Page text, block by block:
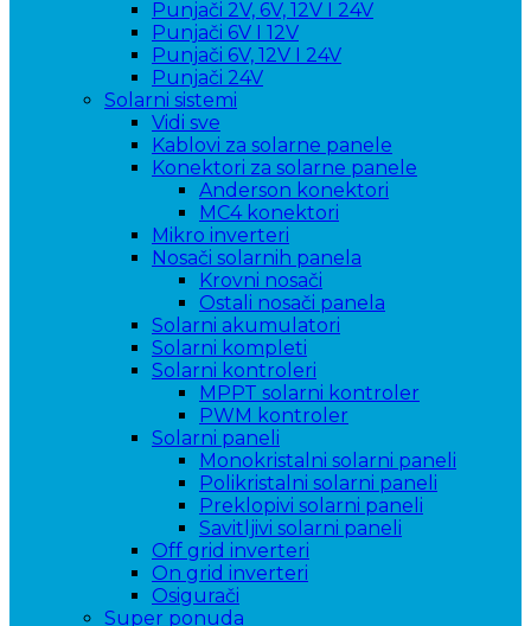
Punjači 2V, 6V, 12V I 24V
Punjači 6V I 12V
Punjači 6V, 12V I 24V
Punjači 24V
Solarni sistemi
Vidi sve
Kablovi za solarne panele
Konektori za solarne panele
Anderson konektori
MC4 konektori
Mikro inverteri
Nosači solarnih panela
Krovni nosači
Ostali nosači panela
Solarni akumulatori
Solarni kompleti
Solarni kontroleri
MPPT solarni kontroler
PWM kontroler
Solarni paneli
Monokristalni solarni paneli
Polikristalni solarni paneli
Preklopivi solarni paneli
Savitljivi solarni paneli
Off grid inverteri
On grid inverteri
Osigurači
Super ponuda